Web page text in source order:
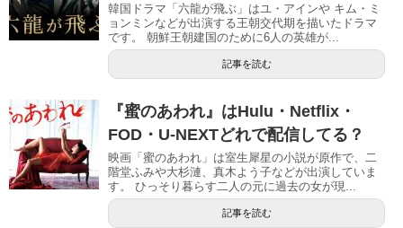
韓国ドラマ「六龍が飛ぶ」はユ・アインや キム・ミ
ョンミンなどが出演する王朝交代期を描いたドラマ
です。 朝鮮王朝建国のために6人の英雄が...
記事を読む
『蜜のあわれ』はHulu・Netflix・
FOD・U-NEXTどれで配信してる？
映画「蜜のあわれ」は室生犀星の小説が原作で、二
階堂ふみや大杉漣、真木よう子などが出演していま
す。 ひっそり暮らす二人の元に過去の女が現...
記事を読む